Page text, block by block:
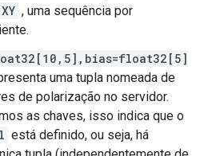
XY , uma sequência por
uma tupla nomeada de
de polarização no servidor.
as chaves, isso indica que o
está definido, ou seja, há